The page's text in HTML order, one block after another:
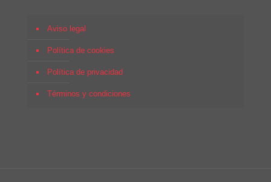
Aviso legal
Política de cookies
Política de privacidad
Términos y condiciones